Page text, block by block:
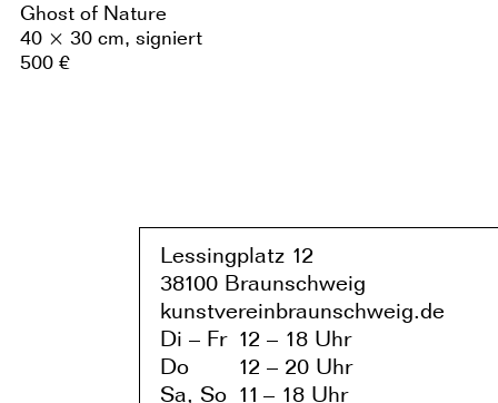
Ghost of Nature
40 × 30 cm, signiert
500 €
Lessingplatz 12
38100 Braunschweig
kunstvereinbraunschweig.de
Di – Fr
Do
Sa, So
12 – 18 Uhr
12 – 20 Uhr
11– 18 Uhr